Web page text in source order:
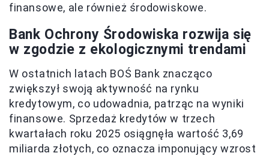
finansowe, ale również środowiskowe.
Bank Ochrony Środowiska rozwija się
w zgodzie z ekologicznymi trendami
W ostatnich latach BOŚ Bank znacząco
zwiększył swoją aktywność na rynku
kredytowym, co udowadnia, patrząc na wyniki
finansowe. Sprzedaż kredytów w trzech
kwartałach roku 2025 osiągnęła wartość 3,69
miliarda złotych, co oznacza imponujący wzrost